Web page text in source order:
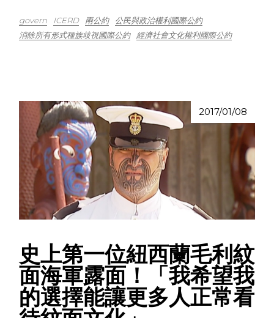
govern ICERD 兩公約
公民與政治權利國際公約
消除所有形式種族歧視國際公約
經濟社會文化權利國際公約
2017/01/08
史上第一位紐西蘭毛利紋
面海軍露面！「我希望我
的選擇能讓更多人正常看